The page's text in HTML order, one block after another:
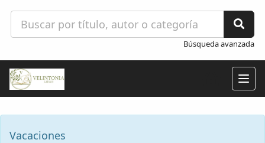
Búsqueda avanzada
Vacaciones